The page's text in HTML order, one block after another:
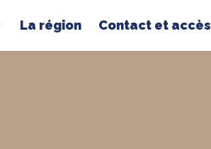
La région Contact et accès